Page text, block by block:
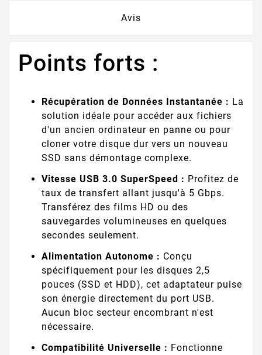
Avis
Points forts :
Récupération de Données Instantanée : La
solution idéale pour accéder aux fichiers
d'un ancien ordinateur en panne ou pour
cloner votre disque dur vers un nouveau
SSD sans démontage complexe.
Vitesse USB 3.0 SuperSpeed : Profitez de
taux de transfert allant jusqu'à 5 Gbps.
Transférez des films HD ou des
sauvegardes volumineuses en quelques
secondes seulement.
Alimentation Autonome : Conçu
spécifiquement pour les disques 2,5
pouces (SSD et HDD), cet adaptateur puise
son énergie directement du port USB.
Aucun bloc secteur encombrant n'est
nécessaire.
Compatibilité Universelle : Fonctionne